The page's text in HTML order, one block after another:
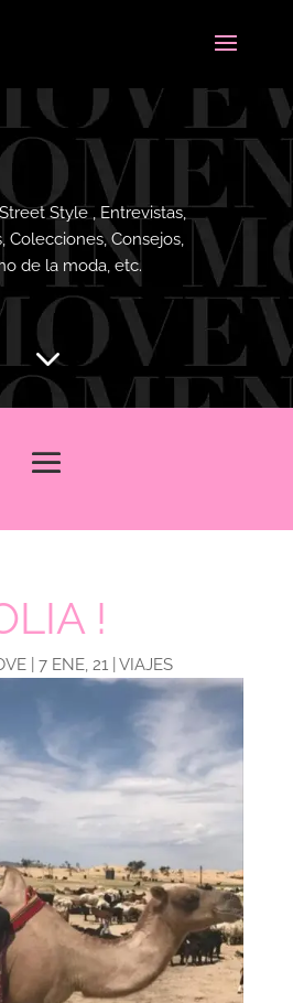
Style , Entrevistas,
Colecciones, Consejos,
de la moda, etc.
3
!
| 7 ENE, 21| VIAJES